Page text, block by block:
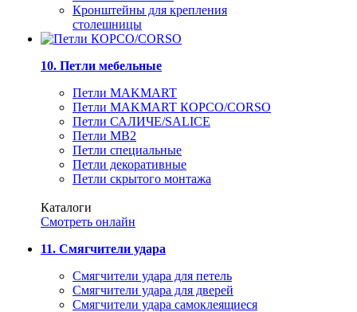
Кронштейны для крепления
столешницы
10. Петли мебельные
Петли MAKMART
Петли MAKMART КОРСО/CORSO
Петли САЛИЧЕ/SALICE
Петли MB2
Петли специальные
Петли декоративные
Петли скрытого монтажа
Каталоги
Смотреть онлайн
11. Смягчители удара
Смягчители удара для петель
Смягчители удара для дверей
Cмягчители удара самоклеящиеся